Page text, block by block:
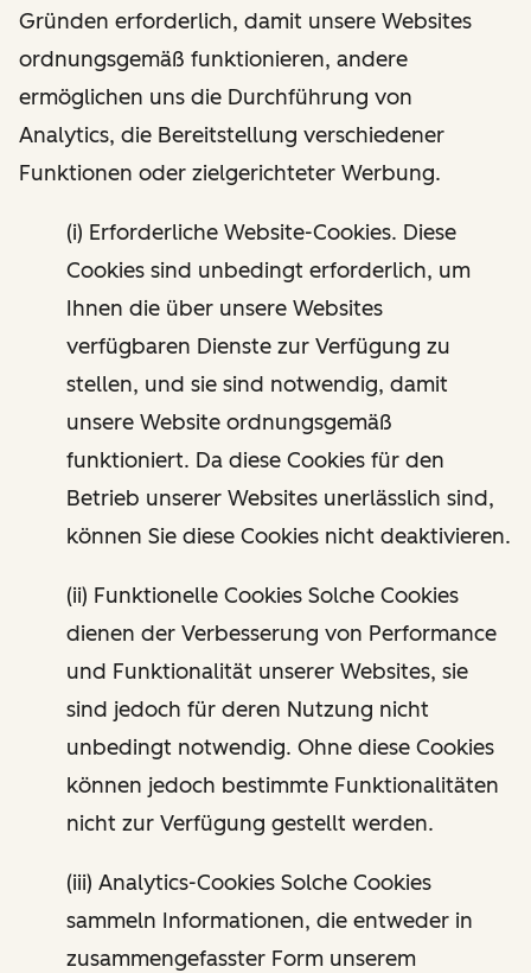
Gründen erforderlich, damit unsere Websites
ordnungsgemäß funktionieren, andere
ermöglichen uns die Durchführung von
Analytics, die Bereitstellung verschiedener
Funktionen oder zielgerichteter Werbung.
(i) Erforderliche Website-Cookies. Diese
Cookies sind unbedingt erforderlich, um
Ihnen die über unsere Websites
verfügbaren Dienste zur Verfügung zu
stellen, und sie sind notwendig, damit
unsere Website ordnungsgemäß
funktioniert. Da diese Cookies für den
Betrieb unserer Websites unerlässlich sind,
können Sie diese Cookies nicht deaktivieren.
(ii) Funktionelle Cookies Solche Cookies
dienen der Verbesserung von Performance
und Funktionalität unserer Websites, sie
sind jedoch für deren Nutzung nicht
unbedingt notwendig. Ohne diese Cookies
können jedoch bestimmte Funktionalitäten
nicht zur Verfügung gestellt werden.
(iii) Analytics-Cookies Solche Cookies
sammeln Informationen, die entweder in
zusammengefasster Form unserem